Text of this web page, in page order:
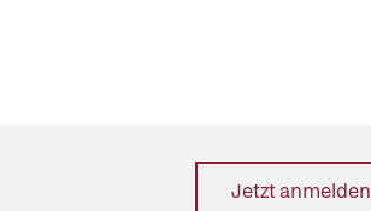
Jetzt anmelden